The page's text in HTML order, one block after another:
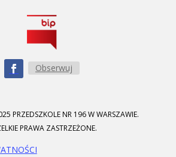
Obserwuj
PRZEDSZKOLE NR 196 W WARSZAWIE.
PRAWA ZASTRZEŻONE.